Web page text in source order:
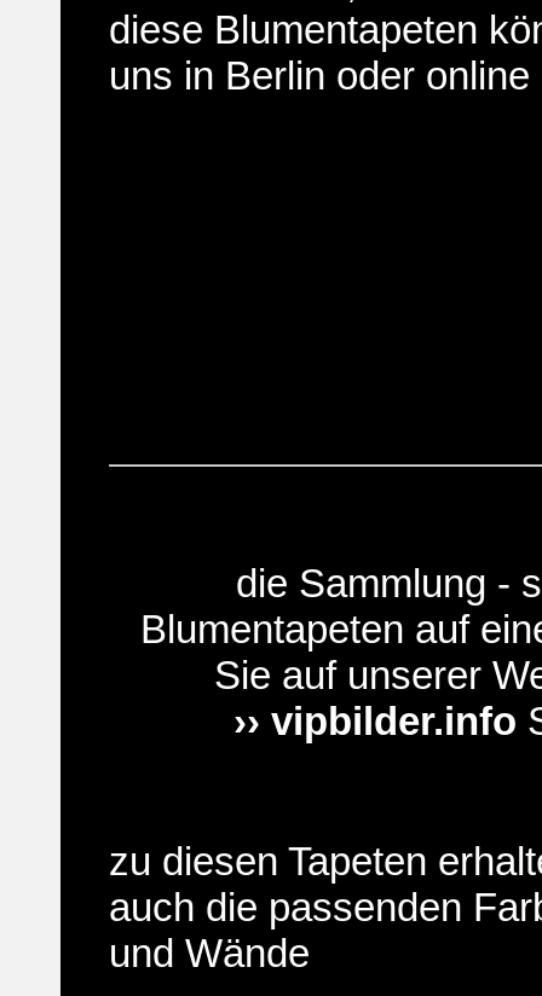
diese Blumentapeten
uns in Berlin oder
die Sammlung -
Blumentapeten auf
Sie auf unserer
›› vipbilder.info
zu diesen Tapeten
auch die passenden
und Wände